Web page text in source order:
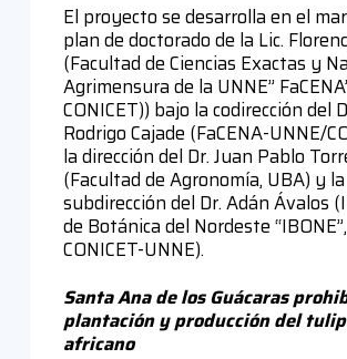
El proyecto se desarrolla en el
plan de doctorado de la Lic.
(Facultad de Ciencias Exactas y
Agrimensura de la UNNE”
CONICET)) bajo la codirección del
Rodrigo Cajade (FaCENA-UNNE/
la dirección del Dr. Juan Pablo
(Facultad de Agronomía, UBA) y la
subdirección del Dr. Adán Ávalos
de Botánica del Nordeste “IBONE”,
CONICET-UNNE).
Santa Ana de los Guácaras
plantación y producción del
africano